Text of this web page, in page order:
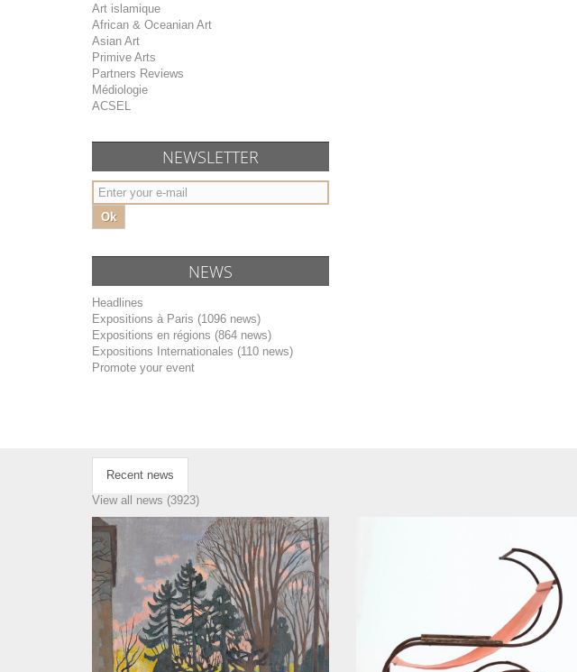
Art islamique
African & Oceanian Art
Asian Art
Primive Arts
Partners Reviews
Médiologie
ACSEL
NEWSLETTER
Ok
NEWS
Headlines
Expositions à Paris (1096 news)
Expositions en régions (864 news)
Expositions Internationales (110 news)
Promote your event
Recent news
View all news (3923)